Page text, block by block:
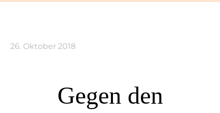
26. Oktober 2018
Gegen den